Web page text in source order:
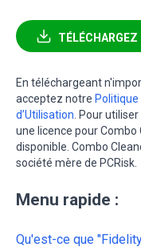
En téléchargeant
acceptez notre
d’Utilisation . Pour
une licence pour Combo
disponible. Combo
société mère de PCRisk.
Menu rapide :
Qu'est-ce que